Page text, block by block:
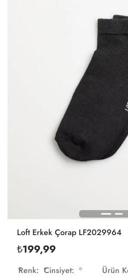
Loft Erkek Çorap LF2029964
₺199,99
Renk: Cinsiyet:
Ürün